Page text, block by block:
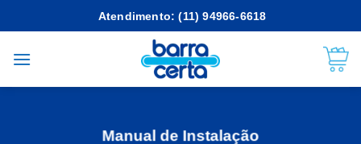
to
Atendimento: (11) 94966-6618
Manual de Instalação